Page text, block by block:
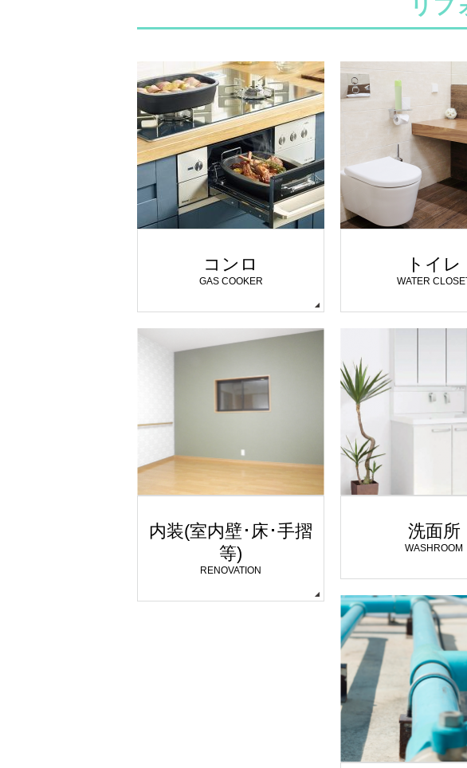
リフ
コンロ
GAS COOKER
トイレ
WATER
内装(室内壁･床･手摺
等)
RENOVATION
洗面所
WASHROOM